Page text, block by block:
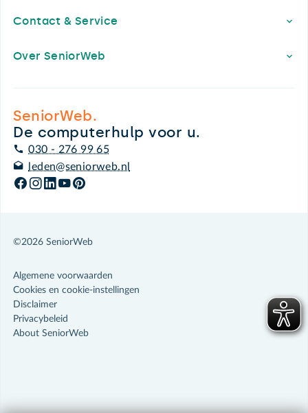
Contact & Service
Over SeniorWeb
SeniorWeb.
De computerhulp voor u.
030 - 276 99 65
leden@seniorweb.nl
©2026 SeniorWeb
Algemene voorwaarden
Cookies en cookie-instellingen
Disclaimer
Privacybeleid
About SeniorWeb